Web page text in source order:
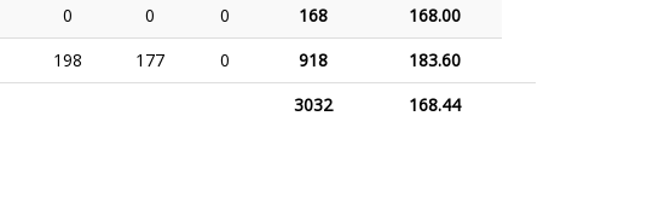
0 0 0 168
168.00
198 177 0 918
183.60
3032 168.44